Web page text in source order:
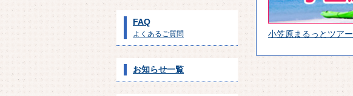
FAQ
よくあるご質問
お知らせ一覧
小笠原まるっとツアー